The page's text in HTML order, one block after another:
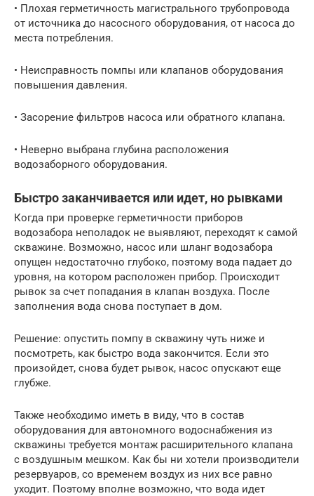
• Плохая герметичность магистрального трубопровода
от источника до насосного оборудования, от насоса до
места потребления.
• Неисправность помпы или клапанов оборудования
повышения давления.
• Засорение фильтров насоса или обратного клапана.
• Неверно выбрана глубина расположения
водозаборного оборудования.
Быстро заканчивается или идет, но рывками
Когда при проверке герметичности приборов
водозабора неполадок не выявляют, переходят к самой
скважине. Возможно, насос или шланг водозабора
опущен недостаточно глубоко, поэтому вода падает до
уровня, на котором расположен прибор. Происходит
рывок за счет попадания в клапан воздуха. После
заполнения вода снова поступает в дом.
Решение: опустить помпу в скважину чуть ниже и
посмотреть, как быстро вода закончится. Если это
произойдет, снова будет рывок, насос опускают еще
глубже.
Также необходимо иметь в виду, что в состав
оборудования для автономного водоснабжения из
скважины требуется монтаж расширительного клапана
с воздушным мешком. Как бы ни хотели производители
резервуаров, со временем воздух из них все равно
уходит. Поэтому вполне возможно, что вода идет